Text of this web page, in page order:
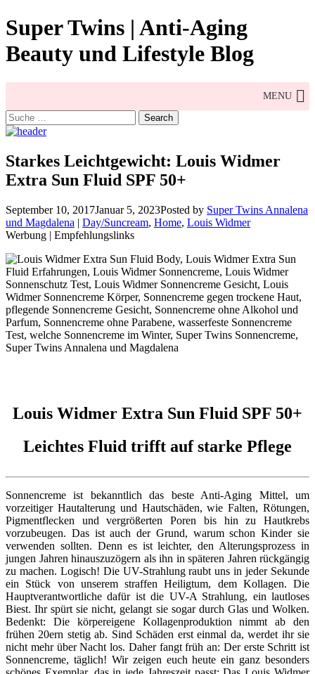
Skip
to
content
Super Twins | Anti-Aging
Beauty und Lifestyle Blog
MENU
Search
for:
Starkes Leichtgewicht: Louis Widmer
Extra Sun Fluid SPF 50+
September 10, 2017Januar 5, 2023Posted by Super Twins Annalena
und Magdalena | Day/Suncream, Home, Louis Widmer
Werbung | Empfehlungslinks
Louis Widmer Extra Sun Fluid SPF 50+
Leichtes Fluid trifft auf starke Pflege
Sonnencreme ist bekanntlich das beste Anti-Aging Mittel, um
vorzeitiger Hautalterung und Hautschäden, wie Falten, Rötungen,
Pigmentflecken und vergrößerten Poren bis hin zu Hautkrebs
vorzubeugen. Das ist auch der Grund, warum schon Kinder sie
verwenden sollten. Denn es ist leichter, den Alterungsprozess in
jungen Jahren hinauszuzögern als ihn in späteren Jahren rückgängig
zu machen. Logisch! Die UV-Strahlung raubt uns in jeder Sekunde
ein Stück von unserem straffen Heiligtum, dem Kollagen. Die
Hauptverantwortliche dafür ist die UV-A Strahlung, ein lautloses
Biest. Ihr spürt sie nicht, gelangt sie sogar durch Glas und Wolken.
Bedenkt: Die körpereigene Kollagenproduktion nimmt ab den
frühen 20ern stetig ab. Sind Schäden erst einmal da, werdet ihr sie
nicht mehr über Nacht los. Daher fangt früh an: Der erste Schritt ist
Sonnencreme, täglich! Wir zeigen euch heute ein ganz besonders